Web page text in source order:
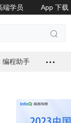
端学员 App 下载

编程助手